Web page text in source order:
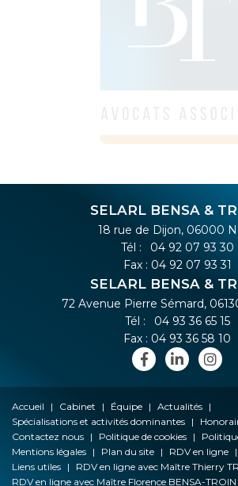
SELARL BENSA &
18 rue de Dijon, 06000
Tél :
04 92 07 93 30
Fax : 04 92 07 93 31
SELARL BENSA &
72 Avenue Pierre Sémard,
Tél :
04 93 36 65 15
Fax : 04 93 36 58 10
Accueil Cabinet Équipe
Actualités
Spécialisations et activités dominantes
Contactez nous
Politique de cookies
Mentions légales
Plan du site RDV en ligne
Liens utiles
RDV en ligne avec Maître Thierry
RDV en ligne avec Maître Florence BENSA-TROIN